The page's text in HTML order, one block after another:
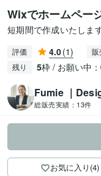
Wixでホームペー
短期間で作成いたしま
評価 4.0(1) 販
残り 5枠 / お願い中：
Fumie ｜
総販売実績： 13件
お気に入り(4)